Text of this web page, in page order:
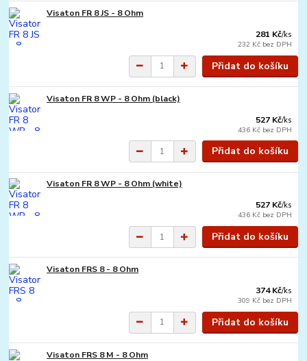
Visaton FR 8 JS - 8 Ohm
281 Kč/ks
232 Kč bez DPH
Přidat do košíku
Visaton FR 8 WP - 8 Ohm (black)
527 Kč/ks
436 Kč bez DPH
Přidat do košíku
Visaton FR 8 WP - 8 Ohm (white)
527 Kč/ks
436 Kč bez DPH
Přidat do košíku
Visaton FRS 8 - 8 Ohm
374 Kč/ks
309 Kč bez DPH
Přidat do košíku
Visaton FRS 8 M - 8 Ohm